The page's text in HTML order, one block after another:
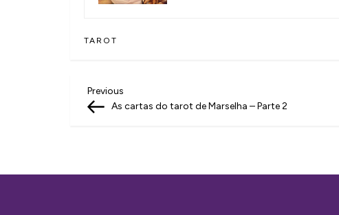
TAROT
N
a
Previous
Post
Previous
As cartas do tarot de Marselha – Parte 2